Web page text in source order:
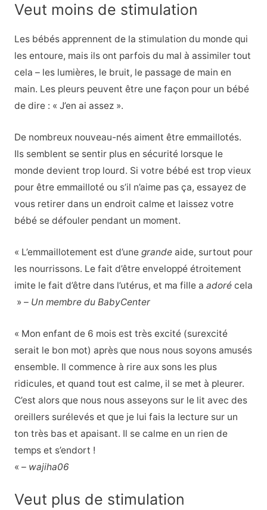
Veut moins de stimulation
Les bébés apprennent de la stimulation du monde qui
les entoure, mais ils ont parfois du mal à assimiler tout
cela – les lumières, le bruit, le passage de main en
main. Les pleurs peuvent être une façon pour un bébé
de dire : « J’en ai assez ».
De nombreux nouveau-nés aiment être emmaillotés.
Ils semblent se sentir plus en sécurité lorsque le
monde devient trop lourd. Si votre bébé est trop vieux
pour être emmailloté ou s’il n’aime pas ça, essayez de
vous retirer dans un endroit calme et laissez votre
bébé se défouler pendant un moment.
« L’emmaillotement est d’une grandeaide, surtout pour
les nourrissons. Le fait d’être enveloppé étroitement
imite le fait d’être dans l’utérus, et ma fille a adorécela
» – Un membre du BabyCenter
« Mon enfant de 6 mois est très excité (surexcité
serait le bon mot) après que nous nous soyons amusés
ensemble. Il commence à rire aux sons les plus
ridicules, et quand tout est calme, il se met à pleurer.
C’est alors que nous nous asseyons sur le lit avec des
oreillers surélevés et que je lui fais la lecture sur un
ton très bas et apaisant. Il se calme en un rien de
temps et s’endort !
« – wajiha06
Veut plus de stimulation